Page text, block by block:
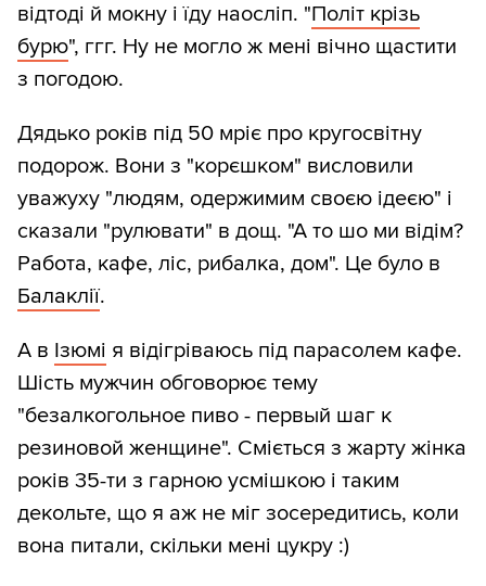
відтоді й мокну і їду наосліп. "Політ крізь
бурю", ггг. Ну не могло ж мені вічно щастити
з погодою.
Дядько років під 50 мріє про кругосвітну
подорож. Вони з "корєшком" висловили
уважуху "людям, одержимим своєю ідеєю" і
сказали "рулювати" в дощ. "А то шо ми відім?
Работа, кафе, ліс, рибалка, дом". Це було в
Балаклії.
А в Ізюмі я відігріваюсь під парасолем кафе.
Шість мужчин обговорює тему
"безалкогольное пиво - первый шаг к
резиновой женщине". Сміється з жарту жінка
років 35-ти з гарною усмішкою і таким
декольте, що я аж не міг зосередитись, коли
вона питали, скільки мені цукру :)